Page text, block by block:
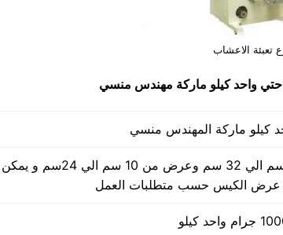
تعبئة الاعشاب
طول الكيس من 10 سم الي 32 سم وعرض من 10 سم الي 24سم و يمكن
عرض الكيس حسب متطلبات العمل